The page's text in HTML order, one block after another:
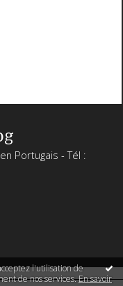
l'utilisation de
de nos services.En savoir
Portugais - Tél :